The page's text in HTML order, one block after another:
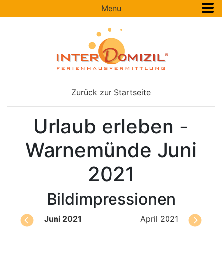
Menu
Zurück zur Startseite
Urlaub erleben -
Warnemünde Juni
2021
Bildimpressionen
Juni 2021 April 2021